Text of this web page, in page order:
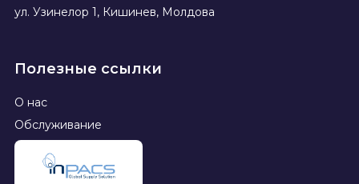
ул. Узинелор 1, Кишинев, Молдова
Полезные ссылки
О нас
Обслуживание